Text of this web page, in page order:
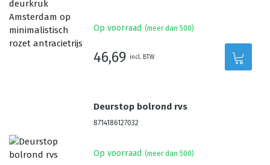
Op voorraad (meer dan 500)
46,69 incl. BTW
Deurstop bolrond rvs
8714186127032
Op voorraad (meer dan 500)